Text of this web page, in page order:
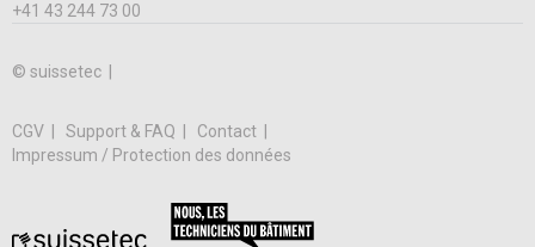
+41 43 244 73 00
© suissetec |
CGV Support & FAQ
Contact
Impressum / Protection des données